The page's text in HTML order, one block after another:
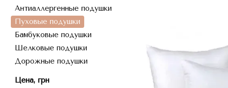
Антиаллергенные подушки
Пуховые подушки
Бамбуковые подушки
Шелковые подушки
Дорожные подушки
Цена, грн